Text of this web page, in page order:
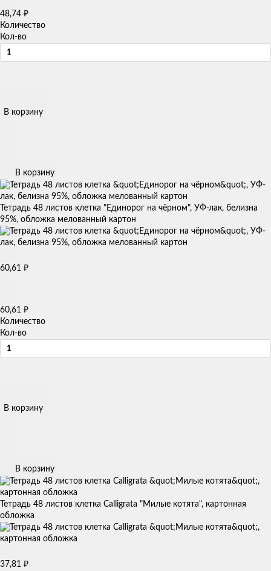
48,74 ₽
Количество
Кол-во
В корзину
В корзину
Тетрадь 48 листов клетка "Единорог на чёрном", УФ-лак, белизна
95%, обложка мелованный картон
60,61 ₽
60,61 ₽
Количество
Кол-во
В корзину
В корзину
Тетрадь 48 листов клетка Calligrata "Милые котята", картонная
обложка
37,81 ₽